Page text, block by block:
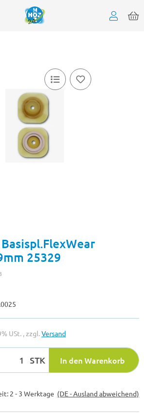
25329
USt. , zzgl.Versand
STK In den Warenkorb
2 - 3 Werktage (DE - Ausland abweichend)